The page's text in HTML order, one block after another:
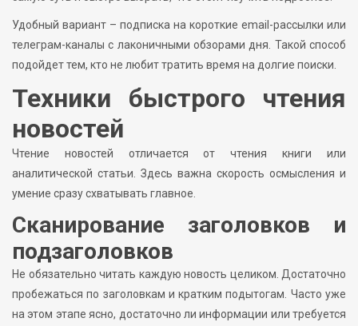
Удобный вариант – подписка на короткие email-рассылки или
телеграм-каналы с лаконичными обзорами дня. Такой способ
подойдет тем, кто не любит тратить время на долгие поиски.
Техники быстрого чтения
новостей
Чтение новостей отличается от чтения книги или
аналитической статьи. Здесь важна скорость осмысления и
умение сразу схватывать главное.
Сканирование заголовков и
подзаголовков
Не обязательно читать каждую новость целиком. Достаточно
пробежаться по заголовкам и кратким подытогам. Часто уже
на этом этапе ясно, достаточно ли информации или требуется